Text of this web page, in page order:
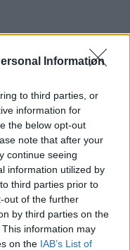
Information
to third parties, or
information for
the below opt-out
note that after your
continue seeing
information utilized by
third parties prior to
out of the further
by third parties on the
This information may
on the IAB’s List of